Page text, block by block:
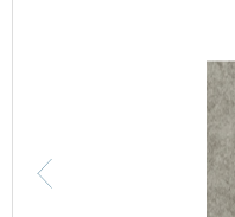
カーテン